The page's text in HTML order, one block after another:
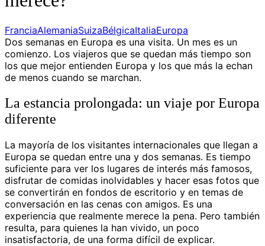
FranciaAlemaniaSuizaBélgicaItaliaEuropa
Dos semanas en Europa es una visita. Un mes es un
comienzo. Los viajeros que se quedan más tiempo son
los que mejor entienden Europa y los que más la echan
de menos cuando se marchan.
La estancia prolongada: un viaje por Europa
diferente
La mayoría de los visitantes internacionales que llegan a
Europa se quedan entre una y dos semanas. Es tiempo
suficiente para ver los lugares de interés más famosos,
disfrutar de comidas inolvidables y hacer esas fotos que
se convertirán en fondos de escritorio y en temas de
conversación en las cenas con amigos. Es una
experiencia que realmente merece la pena. Pero también
resulta, para quienes la han vivido, un poco
insatisfactoria, de una forma difícil de explicar.